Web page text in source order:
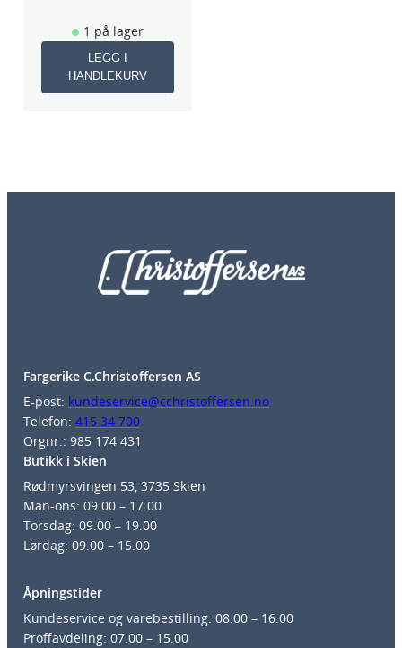
1 på lager
LEGG I
HANDLEKURV
Fargerike C.Christoffersen AS
E-post: kundeservice@cchristoffersen.no
Telefon: 415 34 700
Orgnr.: 985 174 431
Butikk i Skien
Rødmyrsvingen 53, 3735 Skien
Man-ons: 09.00 – 17.00
Torsdag: 09.00 – 19.00
Lørdag: 09.00 – 15.00
Åpningstider
Kundeservice og varebestilling: 08.00 – 16.00
Proffavdeling: 07.00 – 15.00